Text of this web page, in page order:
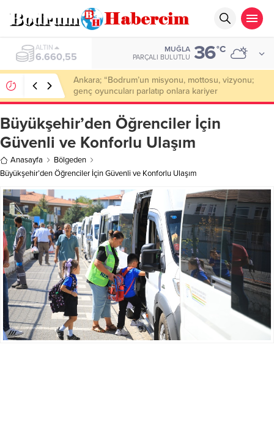
ALTIN
6.660,55
MUĞLA
PARÇALI BULUTLU 36°C
Ankara; “Bodrum’un misyonu, mottosu, vizyonu;
genç oyuncuları parlatıp onlara kariyer
kazandırmak”
Büyükşehir’den Öğrenciler İçin
Güvenli ve Konforlu Ulaşım
Anasayfa
Bölgeden
Büyükşehir’den Öğrenciler İçin Güvenli ve Konforlu Ulaşım